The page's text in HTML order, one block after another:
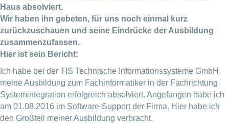
Haus absolviert.
Wir haben ihn gebeten, für uns noch einmal kurz
zurückzuschauen und seine Eindrücke der Ausbildung
zusammenzufassen.
Hier ist sein Bericht:
Ich habe bei der TIS Technische Informationssysteme GmbH
meine Ausbildung zum Fachinformatiker in der Fachrichtung
Systemintegration erfolgreich absolviert. Angefangen habe ich
am 01.08.2016 im Software-Support der Firma. Hier habe ich
den Großteil meiner Ausbildung verbracht.